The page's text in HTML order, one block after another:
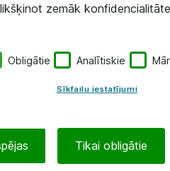
zemāk
Obligātie Analītiskie
Sīkfailu iestatījumi
Tikai obligātie